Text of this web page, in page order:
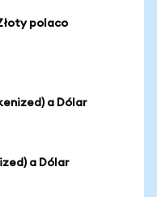
polaco
a Dólar
a Dólar